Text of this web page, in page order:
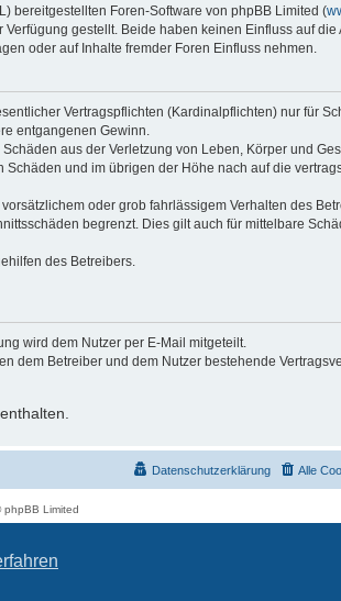
bereitgestellten Foren-Software von phpBB Limited (
Verfügung gestellt. Beide haben keinen Einfluss auf die
oder auf Inhalte fremder Foren Einfluss nehmen.
Vertragspflichten (Kardinalpflichten) nur für
entgangenen Gewinn.
aus der Verletzung von Leben, Körper und
und im übrigen der Höhe nach auf die
oder grob fahrlässigem Verhalten des
begrenzt. Dies gilt auch für mittelbare
des Betreibers.
wird dem Nutzer per E-Mail mitgeteilt.
dem Betreiber und dem Nutzer bestehende
Alle
Datenschutzerklärung
Limited